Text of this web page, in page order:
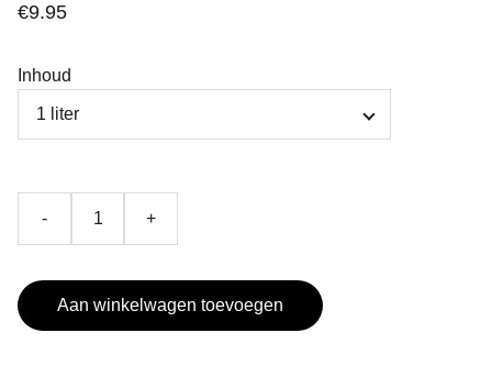
€9.95
Inhoud
- +
Aan winkelwagen toevoegen